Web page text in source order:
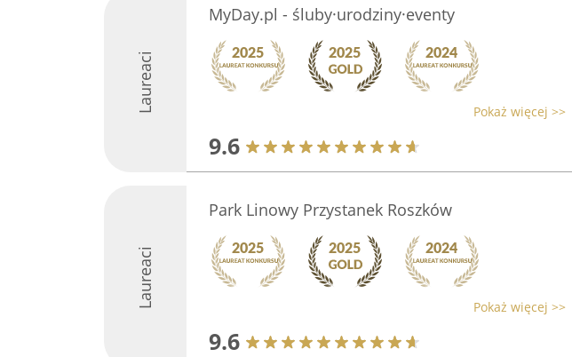
Laureaci
MyDay.pl - śluby·urodziny·eventy
Pokaż więcej >>
9.6
Laureaci
Park Linowy Przystanek Roszków
Pokaż więcej >>
9.6